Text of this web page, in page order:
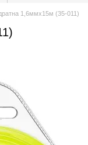
1,6ммx15м (35-011)